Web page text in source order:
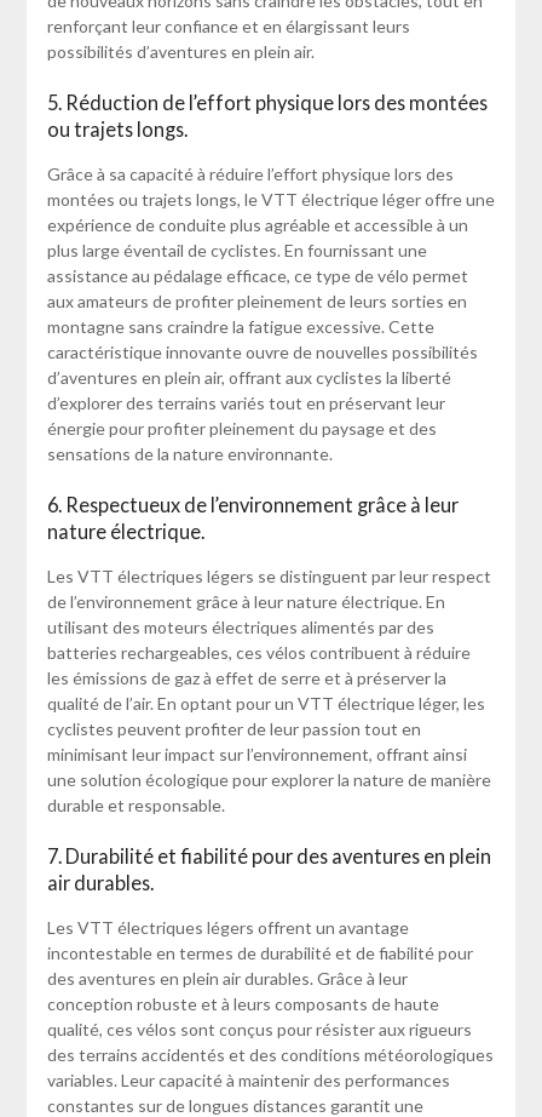
renforçant leur confiance et en élargissant leurs
possibilités d’aventures en plein air.
5. Réduction de l’effort physique lors des montées
ou trajets longs.
Grâce à sa capacité à réduire l’effort physique lors des
montées ou trajets longs, le VTT électrique léger offre une
expérience de conduite plus agréable et accessible à un
plus large éventail de cyclistes. En fournissant une
assistance au pédalage efficace, ce type de vélo permet
aux amateurs de profiter pleinement de leurs sorties en
montagne sans craindre la fatigue excessive. Cette
caractéristique innovante ouvre de nouvelles possibilités
d’aventures en plein air, offrant aux cyclistes la liberté
d’explorer des terrains variés tout en préservant leur
énergie pour profiter pleinement du paysage et des
sensations de la nature environnante.
6. Respectueux de l’environnement grâce à leur
nature électrique.
Les VTT électriques légers se distinguent par leur respect
de l’environnement grâce à leur nature électrique. En
utilisant des moteurs électriques alimentés par des
batteries rechargeables, ces vélos contribuent à réduire
les émissions de gaz à effet de serre et à préserver la
qualité de l’air. En optant pour un VTT électrique léger, les
cyclistes peuvent profiter de leur passion tout en
minimisant leur impact sur l’environnement, offrant ainsi
une solution écologique pour explorer la nature de manière
durable et responsable.
7. Durabilité et fiabilité pour des aventures en plein
air durables.
Les VTT électriques légers offrent un avantage
incontestable en termes de durabilité et de fiabilité pour
des aventures en plein air durables. Grâce à leur
conception robuste et à leurs composants de haute
qualité, ces vélos sont conçus pour résister aux rigueurs
des terrains accidentés et des conditions météorologiques
variables. Leur capacité à maintenir des performances
constantes sur de longues distances garantit une